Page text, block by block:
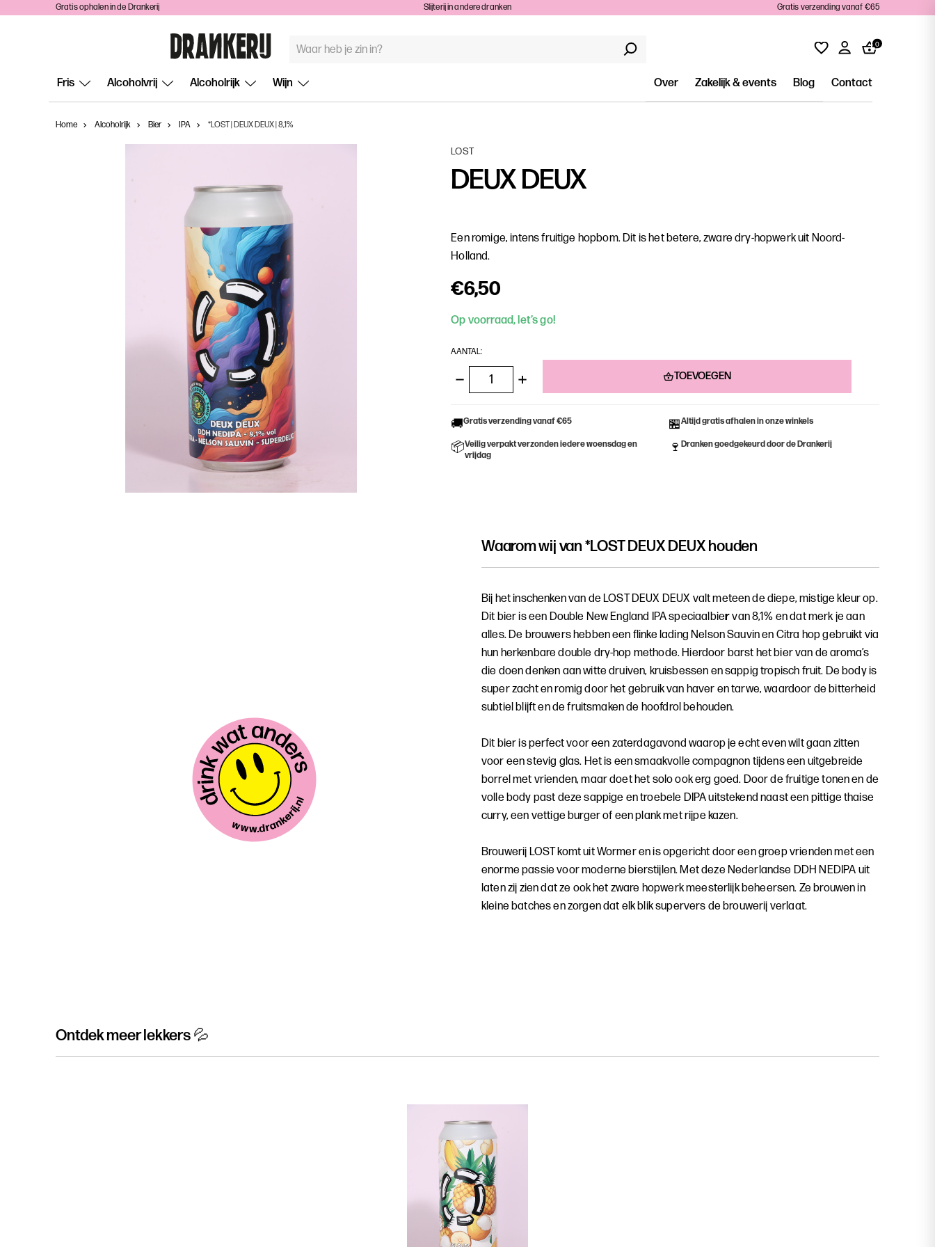
Gratis ophalen in de Drankerij Slijterij in andere dranken Gratis verzending vanaf €65
0
Fris Alcoholvrij Alcoholrijk Wijn Over Zakelijk & events Blog Contact
TREFWOORD
Home Alcoholrijk Bier IPA *LOST | DEUX DEUX | 8,1%
LOST
DEUX DEUX
Een romige, intens fruitige hopbom. Dit is het betere, zware dry-hopwerk uit Noord-
Holland.
€6,50
Op voorraad, let’s go!
AANTAL:
HOEVEELHEID
VERLAGEN
UNDEFINED
HOEVEELHEID
VERHOGEN
UNDEFINED
TOEVOEGEN
🚚Gratis verzending vanaf €65 🏪Altijd gratis afhalen in onze winkels
📦Veilig verpakt verzonden iedere woensdag en
vrijdag
🍷Dranken goedgekeurd door de Drankerij
Waarom wij van*LOST DEUX DEUXhouden
Bij het inschenken van de LOST DEUX DEUX valt meteen de diepe, mistige kleur op.
Dit bier is een Double New England IPA speciaalbiervan 8,1% en dat merk je aan
alles. De brouwers hebben een flinke lading Nelson Sauvin en Citra hop gebruikt via
hun herkenbare double dry-hop methode. Hierdoor barst het bier van de aroma’s
die doen denken aan witte druiven, kruisbessen en sappig tropisch fruit. De body is
super zacht en romig door het gebruik van haver en tarwe, waardoor de bitterheid
subtiel blijft en de fruitsmaken de hoofdrol behouden.
Dit bier is perfect voor een zaterdagavond waarop je echt even wilt gaan zitten
voor een stevig glas. Het is een smaakvolle compagnon tijdens een uitgebreide
borrel met vrienden, maar doet het solo ook erg goed. Door de fruitige tonen en de
volle body past deze sappige en troebele DIPA uitstekend naast een pittige thaise
curry, een vettige burger of een plank met rijpe kazen.
Brouwerij LOST komt uit Wormer en is opgericht door een groep vrienden met een
enorme passie voor moderne bierstijlen. Met deze Nederlandse DDH NEDIPA uit
laten zij zien dat ze ook het zware hopwerk meesterlijk beheersen. Ze brouwen in
kleine batches en zorgen dat elk blik supervers de brouwerij verlaat.
Ontdek meer lekkers 💦